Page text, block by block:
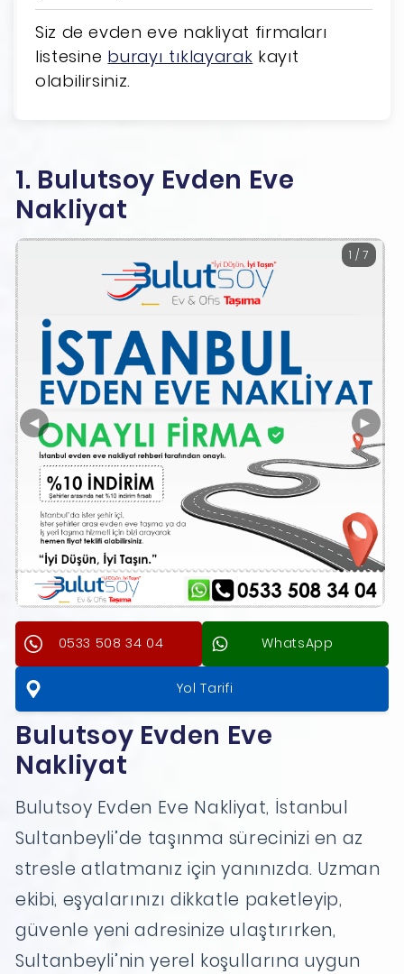
Siz de evden eve nakliyat firmaları
listesine burayı tıklayarak kayıt
olabilirsiniz.
1. Bulutsoy Evden Eve
Nakliyat
◄ ►
1 / 7
0533 508 34 04 WhatsApp
Yol Tarifi
Bulutsoy Evden Eve
Nakliyat
Bulutsoy Evden Eve Nakliyat, İstanbul
Sultanbeyli’de taşınma sürecinizi en az
stresle atlatmanız için yanınızda. Uzman
ekibi, eşyalarınızı dikkatle paketleyip,
güvenle yeni adresinize ulaştırırken,
Sultanbeyli’nin yerel koşullarına uygun